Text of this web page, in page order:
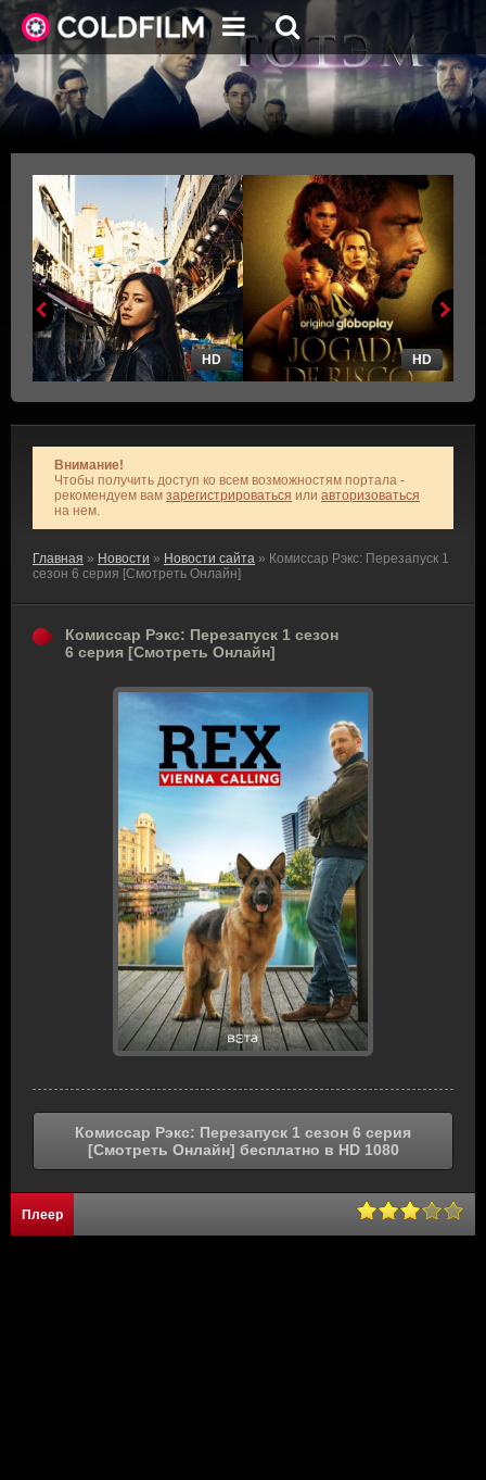
HD HD
Внимание!
Чтобы получить доступ ко всем возможностям портала -
рекомендуем вам зарегистрироваться или авторизоваться
на нем.
Главная » Новости » Новости сайта » Комиссар Рэкс: Перезапуск 1
сезон 6 серия [Смотреть Онлайн]
Комиссар Рэкс: Перезапуск 1 сезон
6 серия [Смотреть Онлайн]
Комиссар Рэкс: Перезапуск 1 сезон 6 серия
[Смотреть Онлайн] бесплатно в HD 1080
Плеер